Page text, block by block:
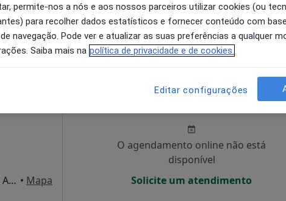
•Mapa
desde 40 €
Monte Belo saúde - Rua Mouzinho de Albuquerque, Loja 1A, Setúbal • Mapa
Amanhã Sáb, Dom,
9 Ago
O agendamento online não está
disponível
Solicite um atendimento
permite-nos a nós e aos nossos parceiros utilizar cookies (ou
para recolher dados estatísticos e fornecer conteúdo com
navegação. Pode ver e atualizar as suas preferências a qualquer
Saiba mais na política de privacidade e de cookies.
Editar configurações